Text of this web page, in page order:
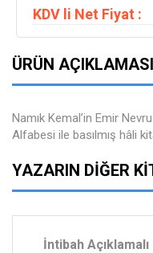
KDV li Net Fiyat :
ÜRÜN AÇIKLAMASI
Namık Kemal’in Emir
Alfabesi ile basılmış hâli
YAZARIN DIĞER
İntibah Açıklamalı